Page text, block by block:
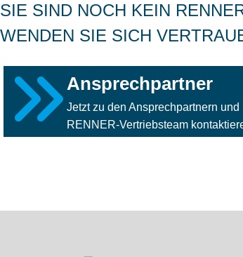
SIE SIND NOCH KEIN
WENDEN SIE SICH
Ansprechpartner
Jetzt zu den Ansprechpartnern und
RENNER-Vertriebsteam